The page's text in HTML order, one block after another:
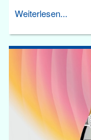
Weiterlesen...